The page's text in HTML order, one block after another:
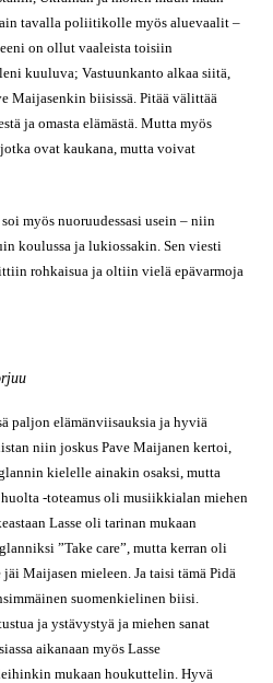
tavalla poliitikolle myös aluevaalit –
on ollut vaaleista toisiin
kuuluva; Vastuunkanto alkaa siitä,
Maijasenkin biisissä. Pitää välittää
ja omasta elämästä. Mutta myös
ovat kaukana, mutta voivat
myös nuoruudessasi usein – niin
koulussa ja lukiossakin. Sen viesti
rohkaisua ja oltiin vielä epävarmoja
paljon elämänviisauksia ja hyviä
niin joskus Pave Maijanen kertoi,
kielelle ainakin osaksi, mutta
-toteamus oli musiikkialan miehen
Lasse oli tarinan mukaan
”Take care”, mutta kerran oli
Maijasen mieleen. Ja taisi tämä Pidä
suomenkielinen biisi.
ja ystävystyä ja miehen sanat
aikanaan myös Lasse
mukaan houkuttelin. Hyvä